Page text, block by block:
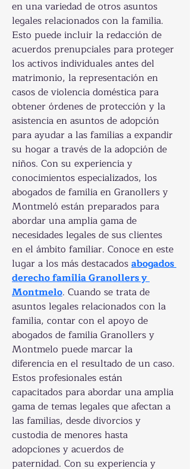
en una variedad de otros asuntos
legales relacionados con la familia.
Esto puede incluir la redacción de
acuerdos prenupciales para proteger
los activos individuales antes del
matrimonio, la representación en
casos de violencia doméstica para
obtener órdenes de protección y la
asistencia en asuntos de adopción
para ayudar a las familias a expandir
su hogar a través de la adopción de
niños. Con su experiencia y
conocimientos especializados, los
abogados de familia en Granollers y
Montmeló están preparados para
abordar una amplia gama de
necesidades legales de sus clientes
en el ámbito familiar. Conoce en este
lugar a los más destacados abogados
derecho familia Granollers y
Montmelo. Cuando se trata de
asuntos legales relacionados con la
familia, contar con el apoyo de
abogados de familia Granollers y
Montmelo puede marcar la
diferencia en el resultado de un caso.
Estos profesionales están
capacitados para abordar una amplia
gama de temas legales que afectan a
las familias, desde divorcios y
custodia de menores hasta
adopciones y acuerdos de
paternidad. Con su experiencia y